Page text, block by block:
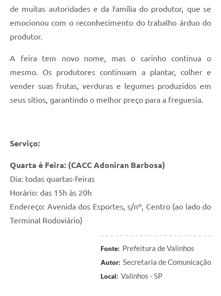
de muitas autoridades e da família do produtor, que se
emocionou com o reconhecimento do trabalho árduo do
produtor.
A feira tem novo nome, mas o carinho continua o
mesmo. Os produtores continuam a plantar, colher e
vender suas frutas, verduras e legumes produzidos em
seus sítios, garantindo o melhor preço para a freguesia.
Serviço:
Quarta é Feira: (CACC Adoniran Barbosa)
Dia: todas quartas-feiras
Horário: das 15h às 20h
Endereço: Avenida dos Esportes, s/nº, Centro (ao lado do
Terminal Rodoviário)
Fonte: Prefeitura de Valinhos
Autor: Secretaria de Comunicação
Local: Valinhos - SP